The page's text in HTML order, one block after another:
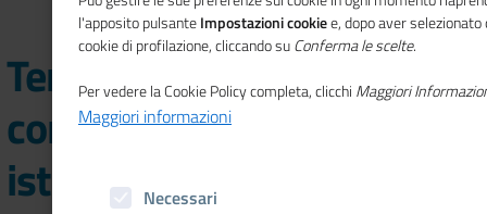
Territori in transizione:
comunità, imprese,
istituzioni
l'apposito pulsanteImpostazioni cookiee, dopo aver
cookie di profilazione, cliccando suConferma le scelte.
Per vedere la Cookie Policy completa, clicchi Maggiori
Maggiori informazioni
Necessari